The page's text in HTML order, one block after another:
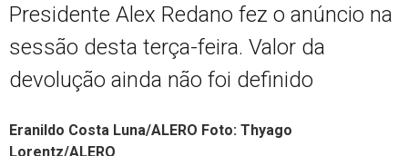
Presidente Alex Redano fez o anúncio na
sessão desta terça-feira. Valor da
devolução ainda não foi definido
Eranildo Costa Luna/ALERO Foto: Thyago
Lorentz/ALERO